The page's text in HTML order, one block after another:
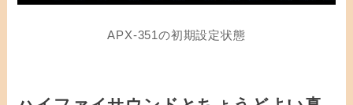
APX-351の初期設定状態